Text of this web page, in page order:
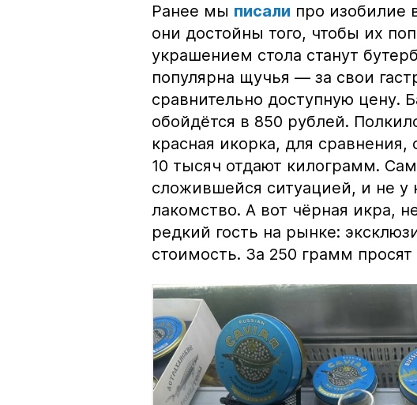
Ранее мы писали про изобилие
они достойны того, чтобы их
украшением стола станут
популярна щучья — за свои
сравнительно доступную цену.
обойдётся в 850 рублей.
красная икорка, для
10 тысяч отдают килограмм.
сложившейся ситуацией, и не у
лакомство. А вот чёрная икра,
редкий гость на рынке:
стоимость. За 250 грамм